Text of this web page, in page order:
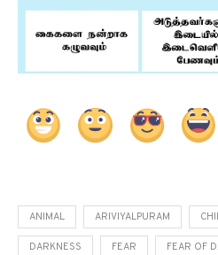
ANIMAL ARIVIYALPURAM
DARKNESS FEAR FEAR OF